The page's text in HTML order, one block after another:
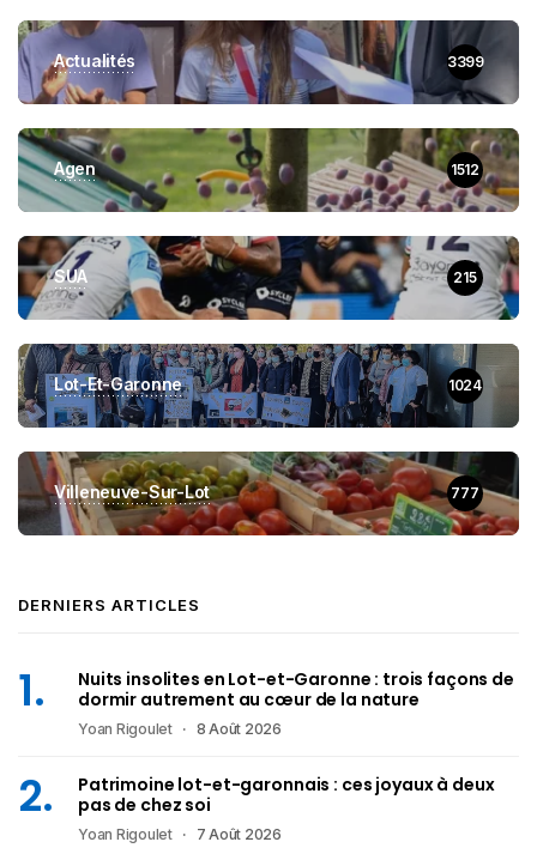
Actualités 3399
Agen 1512
SUA 215
Lot-Et-Garonne 1024
Villeneuve-Sur-Lot 777
DERNIERS ARTICLES
Nuits insolites en Lot-et-Garonne : trois façons de
dormir autrement au cœur de la nature
Yoan Rigoulet 8 Août 2026
Patrimoine lot-et-garonnais : ces joyaux à deux
pas de chez soi
Yoan Rigoulet 7 Août 2026